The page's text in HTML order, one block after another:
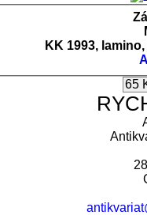
KK 1993,